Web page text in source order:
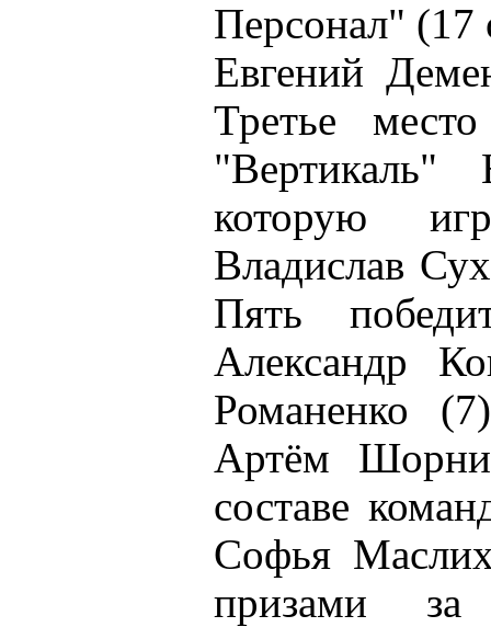
Персонал" (17
Евгений
Третье
которую
Владислав
Пять
Александр
Романенко
Артём
составе
Софья
призами